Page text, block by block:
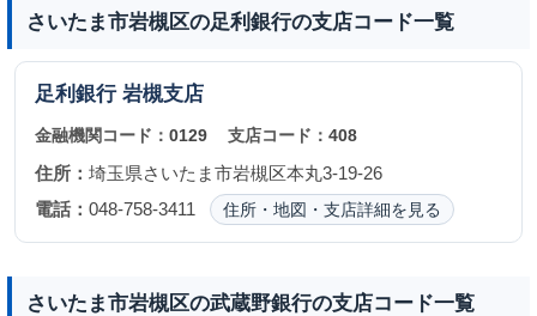
さいたま市岩槻区の足利銀行の支店コード一覧
足利銀行 岩槻支店
金融機関コード： 0129 支店コード：408
住所： 埼玉県さいたま市岩槻区本丸3-19-26
電話： 048-758-3411 住所・地図・支店詳細を見る
さいたま市岩槻区の武蔵野銀行の支店コード一覧